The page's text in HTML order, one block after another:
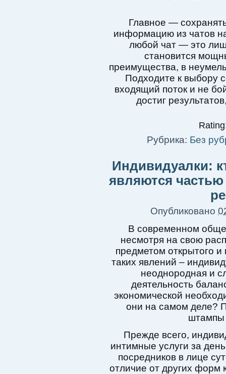
Главное —
информацию из чатов
любой чат — это
становится
преимущества, в
Подходите к выбору
входящий поток и не
достиг
Рубрика: Без
Индивидуалки:
являются
Опубликовано
В современном
несмотря на свою
предметом открытого
таких явлений –
неоднородная и
деятельность
экономической
они на самом деле?
штампы
Прежде всего,
интимные услуги за
посредников в лице
отличие от других форм